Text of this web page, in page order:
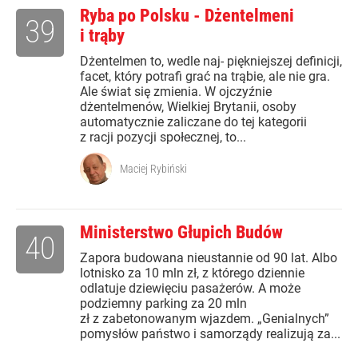
Ryba po Polsku - Dżentelmeni
i trąby
Dżentelmen to, wedle naj- piękniejszej definicji,
facet, który potrafi grać na trąbie, ale nie gra.
Ale świat się zmienia. W ojczyźnie
dżentelmenów, Wielkiej Brytanii, osoby
automatycznie zaliczane do tej kategorii
z racji pozycji społecznej, to...
39
Maciej Rybiński
Ministerstwo Głupich Budów
Zapora budowana nieustannie od 90 lat. Albo
lotnisko za 10 mln zł, z którego dziennie
odlatuje dziewięciu pasażerów. A może
podziemny parking za 20 mln
zł z zabetonowanym wjazdem. „Genialnych”
pomysłów państwo i samorządy realizują za...
40